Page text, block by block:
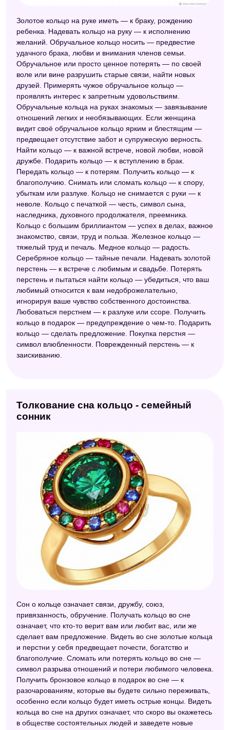
Сонник толкование снов
Сонник Шереминской
Сонник Кананита
Большой сонник (Наталья Степанова)
Исландский сонник
Сонник Азара
Старинный сонник
Астрологический сонник
Фольклорный сонник
Сонник 2012
Сонник толкователь снов
Славянский сонник
Сонник значение снов
Золотое кольцо на руке иметь — к браку, рождению
ребенка. Надевать кольцо на руку — к исполнению
желаний. Обручальное кольцо носить — предвестие
удачного брака, любви и внимания членов семьи.
Обручальное или просто ценное потерять — по своей
воле или вине разрушить старые связи, найти новых
друзей. Примерять чужое обручальное кольцо —
проявлять интерес к запретным удовольствиям.
Обручальные кольца на руках знакомых — завязывание
отношений легких и необязывающих. Если женщина
видит своё обручальное кольцо ярким и блестящим —
предвещает отсутствие забот и супружескую верность.
Найти кольцо — к важной встрече, новой любви, новой
дружбе. Подарить кольцо — к вступлению в брак.
Передать кольцо — к потерям. Получить кольцо — к
благополучию. Снимать или сломать кольцо — к спору,
убыткам или разлуке. Кольцо не снимается с руки — к
неволе. Кольцо с печаткой — честь, символ сына,
наследника, духовного продолжателя, преемника.
Кольцо с большим бриллиантом — успех в делах, важное
знакомство, связи, труд и польза. Железное кольцо —
тяжелый труд и печаль. Медное кольцо — радость.
Серебряное кольцо — тайные печали. Надевать золотой
перстень — к встрече с любимым и свадьбе. Потерять
перстень и пытаться найти кольцо — убедиться, что ваш
любимый относится к вам недоброжелательно,
игнорируя ваше чувство собственного достоинства.
Любоваться перстнем — к разлуке или ссоре. Получить
кольцо в подарок — предупреждение о чем-то. Подарить
кольцо — сделать предложение. Покупка перстня —
символ влюбленности. Поврежденный перстень — к
заискиванию.
Толкование сна кольцо - семейный
сонник
Сон о кольце означает связи, дружбу, союз,
привязанность, обручение. Получать кольцо во сне
означает, что кто-то верит вам или любит вас, или же
сделает вам предложение. Видеть во сне золотые кольца
и перстни у себя предвещает почести, богатство и
благополучие. Сломать или потерять кольцо во сне —
символ разрыва отношений и потери любимого человека.
Получить бронзовое кольцо в подарок во сне — к
разочарованиям, которые вы будете сильно переживать,
особенно если кольцо будет иметь острые концы. Видеть
кольца во сне на других означает, что скоро вы окажетесь
в обществе состоятельных людей и заведете новые